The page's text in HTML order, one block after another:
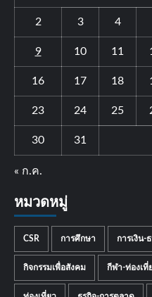
2 3 4
9 10 11
16 17 18
23 24 25
30 31
« ก.ค.
หมวดหมู่
CSR การศึกษา การเงิน-
กิจกรรมเพื่อสังคม กีฬา-ท่องเที่